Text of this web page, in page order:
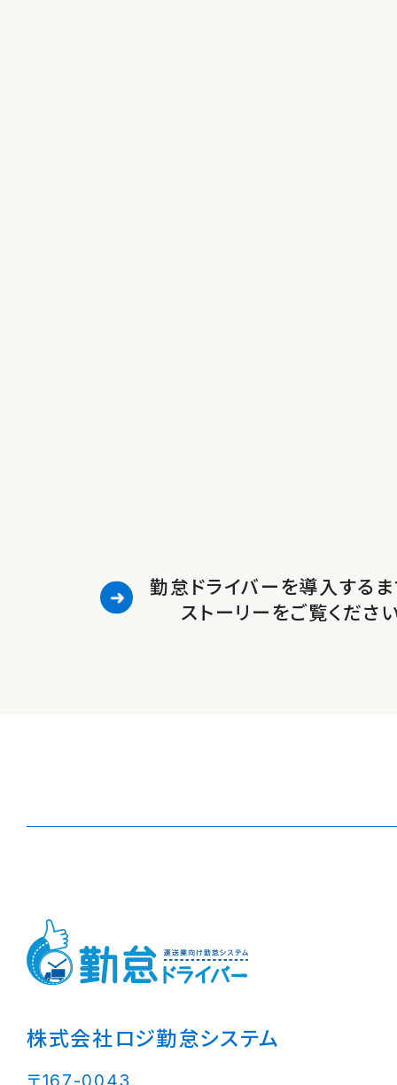
勤怠ドライバーを導入する
ストーリーをご覧くださ
株式会社ロジ勤怠システム
〒167-0043